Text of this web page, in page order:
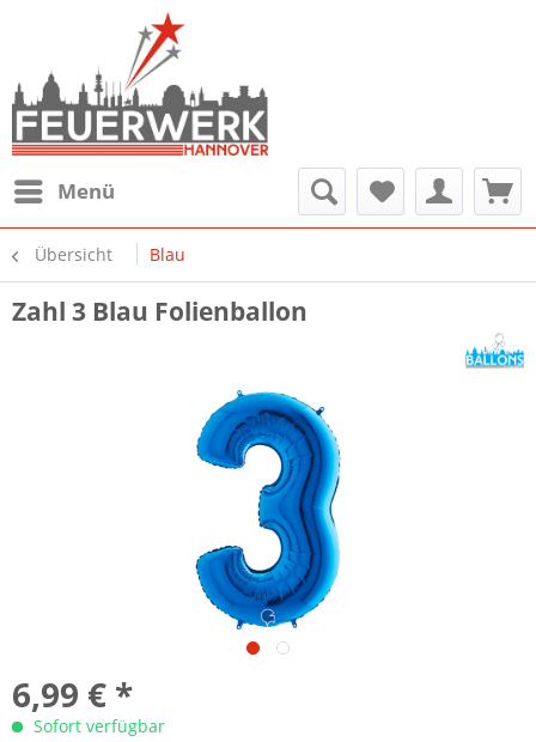
Menü
Übersicht Blau
Zahl 3 Blau Folienballon
6,99 € *
Sofort verfügbar